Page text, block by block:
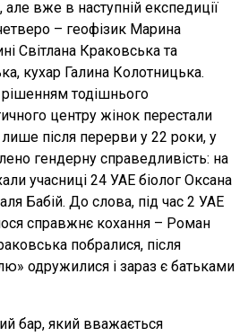
вже в наступній експедиції
– геофізик Марина
Світлана Краковська та
кухар Галина Колотницька.
тодішнього
центру жінок перестали
лише після перерви у 22 роки, у
гендерну справедливість: на
учасниці 24 УАЕ біолог Оксана
Бабій. До слова, під час 2 УАЕ
справжнє кохання – Роман
побралися, після
одружилися і зараз є батьками
бар, який вважається